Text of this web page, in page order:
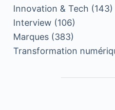
Innovation & Tech (143)
Interview (106)
Marques(383)
Transformation